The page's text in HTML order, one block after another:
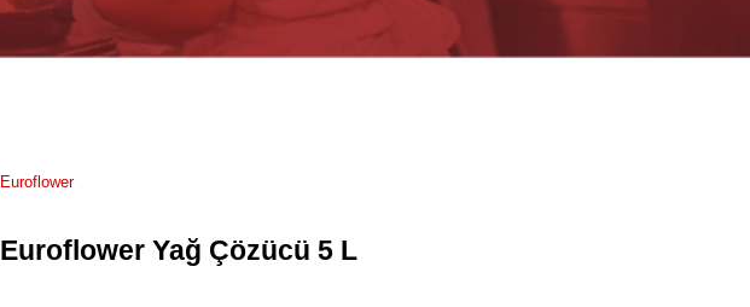
Euroflower
Euroflower Yağ Çözücü 5 L